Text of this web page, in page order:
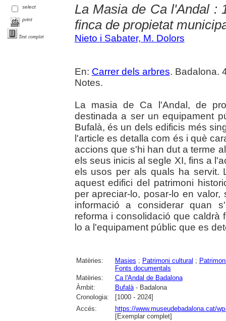
select
print
Text complet
La Masia de Ca l'Andal :
finca de propietat
Nieto i Sabater, M. Dolors
En: Carrer dels arbres. Badalona.
Notes.
La masia de Ca l'Andal, de
destinada a ser un equipament
Bufalà, és un dels edificis més
l'article es detalla com és i què
accions que s'hi han dut a terme
els seus inicis al segle XI, fins a
els usos per als quals ha servit.
aquest edifici del patrimoni
per apreciar-lo, posar-lo en
informació a considerar quan
reforma i consolidació que caldrà
lo a l'equipament públic que es
Matèries: Masies ; Patrimoni cultural ;
Fonts documentals
Matèries:
Ca l'Andal de Badalona
Àmbit:
Bufalà- Badalona
Cronologia:
[1000 - 2024]
Accés:
https://www.museudebadalona.cat/
[Exemplar complet]